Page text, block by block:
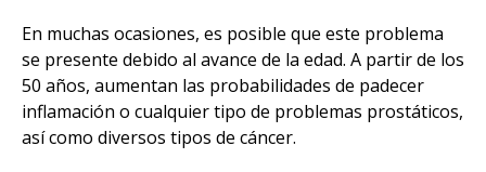
En muchas ocasiones, es posible que este problema
se presente debido al avance de la edad. A partir de los
50 años, aumentan las probabilidades de padecer
inflamación o cualquier tipo de problemas prostáticos,
así como diversos tipos de cáncer.